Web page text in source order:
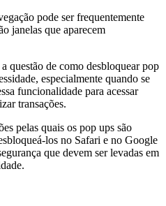
pode ser frequentemente
janelas que aparecem
questão de como desbloquear pop
especialmente quando se
funcionalidade para acessar
transações.
pelas quais os pop ups são
los no Safari e no Google
que devem ser levadas em